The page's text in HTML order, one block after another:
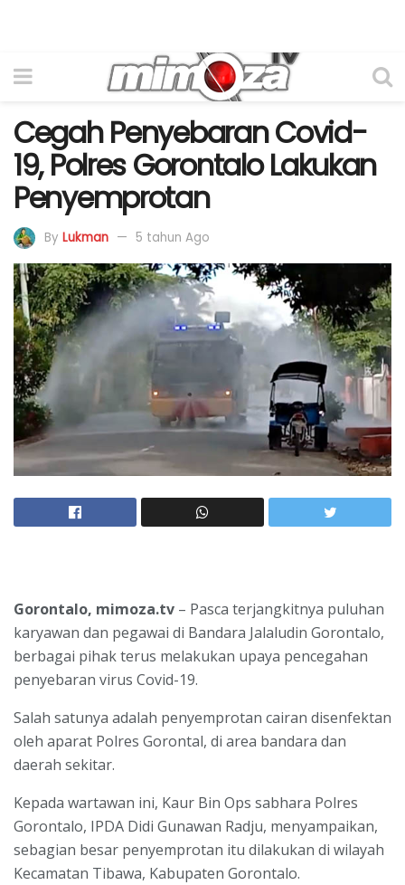
Cegah Penyebaran Covid-
19, Polres Gorontalo Lakukan
Penyemprotan
By Lukman 5 tahun Ago
Gorontalo, mimoza.tv – Pasca terjangkitnya puluhan
karyawan dan pegawai di Bandara Jalaludin Gorontalo,
berbagai pihak terus melakukan upaya pencegahan
penyebaran virus Covid-19.
Salah satunya adalah penyemprotan cairan disenfektan
oleh aparat Polres Gorontal, di area bandara dan
daerah sekitar.
Kepada wartawan ini, Kaur Bin Ops sabhara Polres
Gorontalo, IPDA Didi Gunawan Radju, menyampaikan,
sebagian besar penyemprotan itu dilakukan di wilayah
Kecamatan Tibawa, Kabupaten Gorontalo.